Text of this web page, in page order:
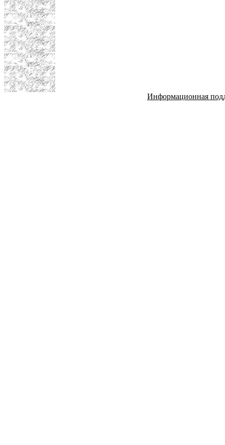
Информационная